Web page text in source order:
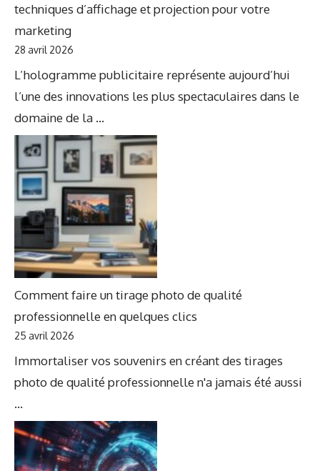
techniques d’affichage et projection pour votre
marketing
28 avril 2026
L’hologramme publicitaire représente aujourd’hui
l’une des innovations les plus spectaculaires dans le
domaine de la ...
Comment faire un tirage photo de qualité
professionnelle en quelques clics
25 avril 2026
Immortaliser vos souvenirs en créant des tirages
photo de qualité professionnelle n'a jamais été aussi
...